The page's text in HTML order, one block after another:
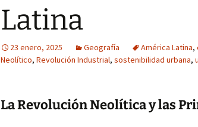
Latina
23 enero, 2025 Geografía América Latina,
Neolítico, Revolución Industrial, sostenibilidad urbana,
La Revolución Neolítica y las